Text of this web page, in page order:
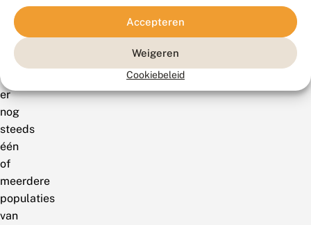
Accepteren
Weigeren
Cookiebeleid
waarneming
kan
worden
aangenomen
dat
er
nog
steeds
één
of
meerdere
populaties
van